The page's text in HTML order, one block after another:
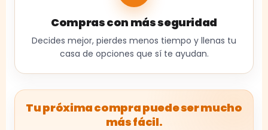
Compras con más seguridad
Decides mejor, pierdes menos tiempo y llenas tu
casa de opciones que sí te ayudan.
Tu próxima compra puede ser mucho
más fácil.